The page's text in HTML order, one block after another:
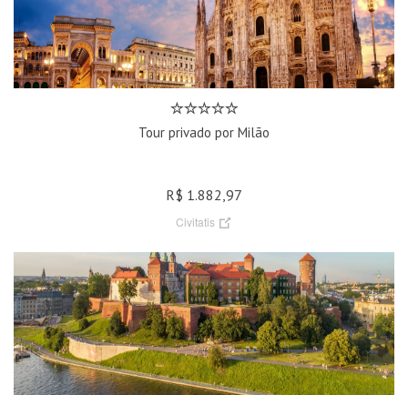
Tour privado por Milão
R$ 1.882,97
Civitatis